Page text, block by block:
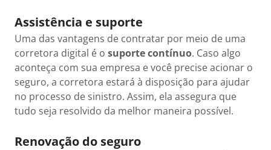
Assistência e suporte
Uma das vantagens de contratar por meio de uma
corretora digital é o suporte contínuo. Caso algo
aconteça com sua empresa e você precise acionar o
seguro, a corretora estará à disposição para ajudar
no processo de sinistro. Assim, ela assegura que
tudo seja resolvido da melhor maneira possível.
Renovação do seguro